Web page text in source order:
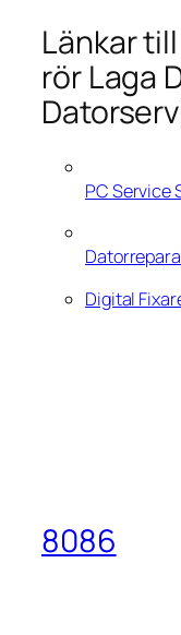
Länkar
rör Laga
PC Service
Digital
8086